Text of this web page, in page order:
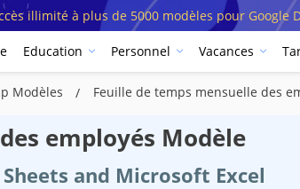
illimité à plus de 5000 modèles pour Google
Education Personnel Vacances
Modèles Feuille de temps mensuelle des
employés Modèle
and Microsoft Excel